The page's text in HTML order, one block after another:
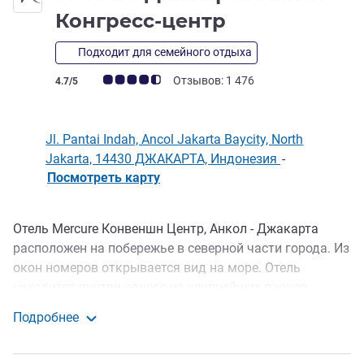
Конгресс-центр
Подходит для семейного отдыха
Примечание: отзывы клиентов (Рейтинг ALL)
4.7/5 Отзывов: 1 476
Jl. Pantai Indah, Ancol Jakarta Baycity, North
Jakarta, 14430 ДЖАКАРТА, Индонезия -
Посмотреть карту
Описание
Отель Mercure Конвеншн Центр, Анкол - Джакарта
расположен на побережье в северной части города. Из
окон номеров открывается вид на море. Отель
аэропортом и вокз алом. Он подойдет для проведения
Подробнее